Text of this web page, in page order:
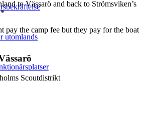
utomlands
to Vässarö and back to Strömsviken’s
pay the camp fee but they pay for the boat
Scoutdistrikt